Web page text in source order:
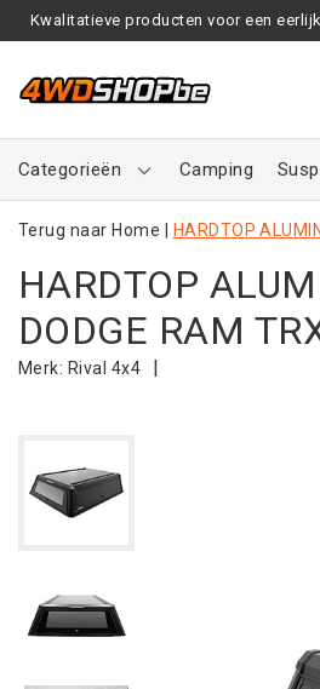
Kwalitatieve producten voor een
Categorieën Camping
Terug naar Home HARDTOP
HARDTOP
DODGE RAM
Merk: Rival 4x4 |